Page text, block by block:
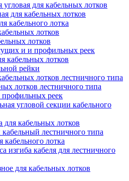
для кабельных лотков
для кабельных лотков
кабельного лотка
лотков
лотков
и и профильных реек
кабельных лотков
рейки
лотков лестничного типа
лотков лестничного типа
реек
угловой секции кабельного
кабельных лотков
лестничного типа
кабельного лотка
изгиба кабеля для лестничного
для кабельных лотков